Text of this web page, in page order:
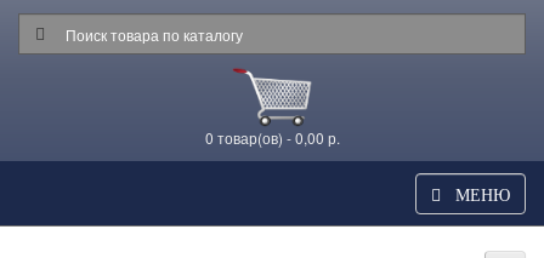
0 товар(ов) - 0,00 р.
МЕНЮ